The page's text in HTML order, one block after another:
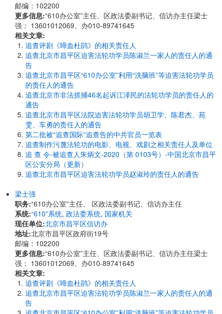
邮编：102200
更多信息:“610办公室”主任、区政法委副书记、信访办主任梁士
强： 13601012069、办010-89741645
相关文章:
追查评剧《啼血杜鹃》的相关责任人
追查北京市昌平区迫害法轮功学员陈淑兰一家人的责任人的通
告
追查北京市昌平区“610办公室”利用“洗脑班”等迫害法轮功学员
的责任人的通告
追查北京市非法抓捕46名起诉江泽民的法轮功学员的责任人的
通告
追查北京市昌平区法院迫害法轮功学员胡卫学、陈君杰、苑
雯、车勇的责任人的通告
第二批被“追查国际”追查告的中共官员一览表
追查制作污蔑法轮功的电影、电视、戏剧之相关责任人及单位
追 查 令-被追查人朱炳文-2020（第 0103号）-中国北京市昌平
区公安分局（更新）
追查北京市昌平区迫害法轮功学员赵淑玲的责任人的通告
梁士强
职务:“610办公室”主任、 区政法委副书记、信访办主任
系统:“610”系统, 政法委系统, 国家机关
现任单位:北京市昌平区信访办
地址:北京市昌平区政府街19号
邮编：102200
更多信息:“610办公室”主任、区政法委副书记、信访办主任梁士
强： 13601012069、办010-89741645
相关文章:
追查评剧《啼血杜鹃》的相关责任人
追查北京市昌平区迫害法轮功学员陈淑兰一家人的责任人的通
告